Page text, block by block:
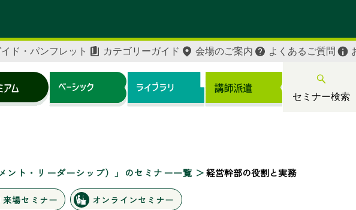
セミナー検索
ド・パンフレット カテゴリーガイド 会場のご案内 よくあるご質問
ント・リーダーシップ）」のセミナー一覧 経営幹部の役割と実務
来場セミナー オンラインセミナー